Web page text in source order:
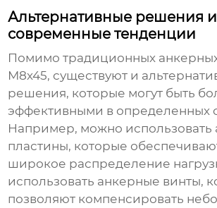
Альтернативные решения и
современные тенденции
Помимо традиционных
М8х45, существуют и
решения, которые могут быть
эффективными в определенных
Например, можно использовать
пластины, которые
широкое распределение
использовать анкерные винты,
позволяют компенсировать